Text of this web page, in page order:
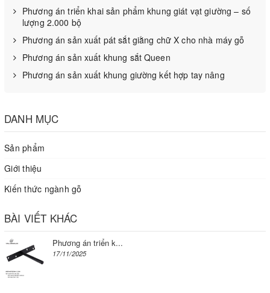
Phương án triển khai sản phẩm khung giát vạt giường – số
lượng 2.000 bộ
Phương án sản xuất pát sắt giằng chữ X cho nhà máy gỗ
Phương án sản xuất khung sắt Queen
Phương án sản xuất khung giường kết hợp tay nâng
DANH MỤC
Sản phẩm
Giới thiệu
Kiến thức ngành gỗ
BÀI VIẾT KHÁC
Phương án triển k...
17/11/2025